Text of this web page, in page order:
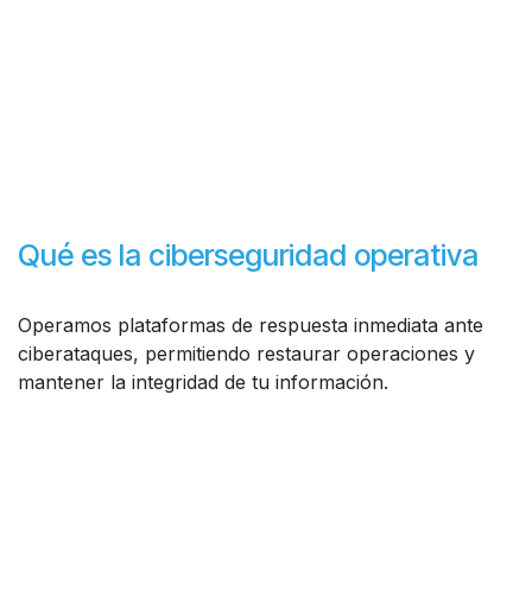
Qué es la ciberseguridad operativa
Operamos plataformas de respuesta inmediata ante
ciberataques, permitiendo restaurar operaciones y
mantener la integridad de tu información.